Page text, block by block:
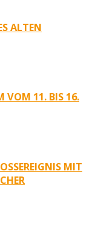
ALTEN
VOM 11. BIS 16.
MIT S
S